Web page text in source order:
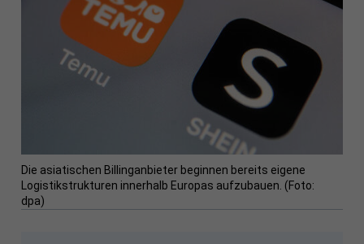
Die asiatischen Billinganbieter beginnen bereits eigene
Logistikstrukturen innerhalb Europas aufzubauen. (Foto:
dpa)